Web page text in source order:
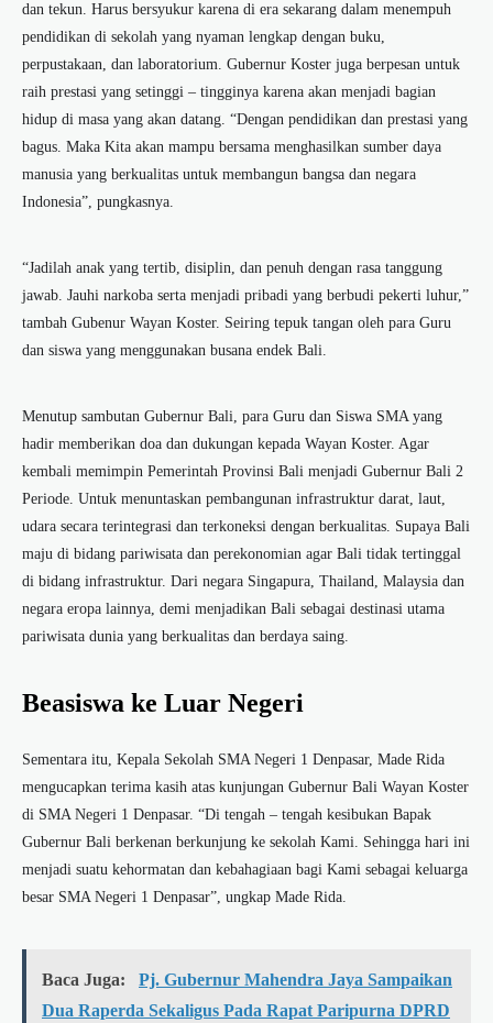
dan tekun. Harus bersyukur karena di era sekarang dalam menempuh
pendidikan di sekolah yang nyaman lengkap dengan buku,
perpustakaan, dan laboratorium. Gubernur Koster juga berpesan untuk
raih prestasi yang setinggi – tingginya karena akan menjadi bagian
hidup di masa yang akan datang. “Dengan pendidikan dan prestasi yang
bagus. Maka Kita akan mampu bersama menghasilkan sumber daya
manusia yang berkualitas untuk membangun bangsa dan negara
Indonesia”, pungkasnya.
“Jadilah anak yang tertib, disiplin, dan penuh dengan rasa tanggung
jawab. Jauhi narkoba serta menjadi pribadi yang berbudi pekerti luhur,”
tambah Gubenur Wayan Koster. Seiring tepuk tangan oleh para Guru
dan siswa yang menggunakan busana endek Bali.
Menutup sambutan Gubernur Bali, para Guru dan Siswa SMA yang
hadir memberikan doa dan dukungan kepada Wayan Koster. Agar
kembali memimpin Pemerintah Provinsi Bali menjadi Gubernur Bali 2
Periode. Untuk menuntaskan pembangunan infrastruktur darat, laut,
udara secara terintegrasi dan terkoneksi dengan berkualitas. Supaya Bali
maju di bidang pariwisata dan perekonomian agar Bali tidak tertinggal
di bidang infrastruktur. Dari negara Singapura, Thailand, Malaysia dan
negara eropa lainnya, demi menjadikan Bali sebagai destinasi utama
pariwisata dunia yang berkualitas dan berdaya saing.
Beasiswa ke Luar Negeri
Sementara itu, Kepala Sekolah SMA Negeri 1 Denpasar, Made Rida
mengucapkan terima kasih atas kunjungan Gubernur Bali Wayan Koster
di SMA Negeri 1 Denpasar. “Di tengah – tengah kesibukan Bapak
Gubernur Bali berkenan berkunjung ke sekolah Kami. Sehingga hari ini
menjadi suatu kehormatan dan kebahagiaan bagi Kami sebagai keluarga
besar SMA Negeri 1 Denpasar”, ungkap Made Rida.
Baca Juga:
Pj. Gubernur Mahendra Jaya Sampaikan
Dua Raperda Sekaligus Pada Rapat Paripurna DPRD